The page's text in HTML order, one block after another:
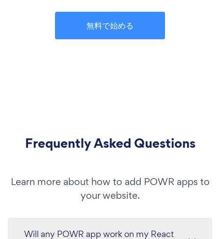
無料で始める
Frequently Asked Questions
Learn more about how to add POWR apps to
your website.
Will any POWR app work on my React